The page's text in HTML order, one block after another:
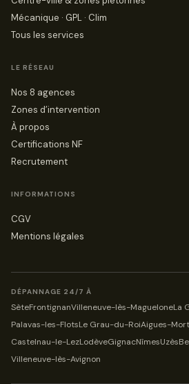
Mécanique · GPL · Clim
Tous les services
LE RÉSEAU
Nos 8 agences
Zones d’intervention
À propos
Certifications NF
Recrutement
INFORMATIONS
CGV
Mentions légales
DÉPANNAGE 24/7 À
SèteFrontignanVilleneuve-lès-MagueloneLa
Palavas-les-FlotsLe Grau-du-RoiAigues-
Castelnau-le-LezLodèveGignacNîmesUzès
Villeneuve-lès-Avignon